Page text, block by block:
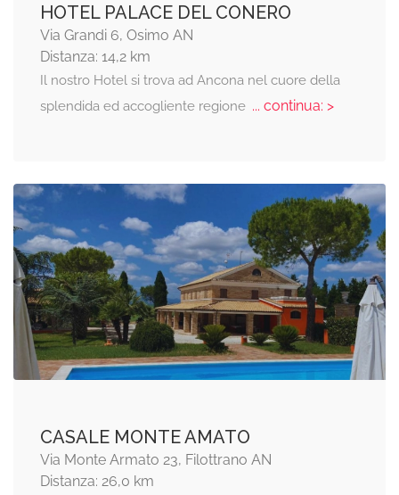
HOTEL PALACE DEL CONERO
Via Grandi 6, Osimo AN
Distanza: 14,2 km
Il nostro Hotel si trova ad Ancona nel cuore della
splendida ed accogliente regione... continua: >
CASALE MONTE AMATO
Via Monte Armato 23, Filottrano AN
Distanza: 26,0 km